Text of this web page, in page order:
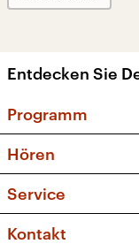
Entdecken Sie
Programm
Musikliste
Kakadu –
Hören
Service
FAQ
Kontakt